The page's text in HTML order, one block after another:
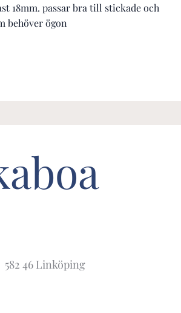
18mm. passar bra till stickade och
behöver ögon
46 Linköping